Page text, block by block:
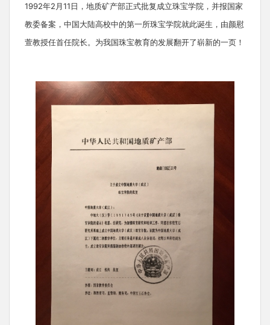
1992年2月11日，地质矿产部正式批复成立珠宝学院，并报国家
教委备案，中国大陆高校中的第一所珠宝学院就此诞生，由颜慰
萱教授任首任院长。为我国珠宝教育的发展翻开了崭新的一页！